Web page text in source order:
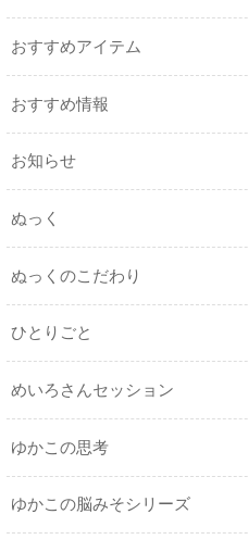
おすすめアイテム
おすすめ情報
お知らせ
ぬっく
ぬっくのこだわり
ひとりごと
めいろさんセッション
ゆかこの思考
ゆかこの脳みそシリーズ